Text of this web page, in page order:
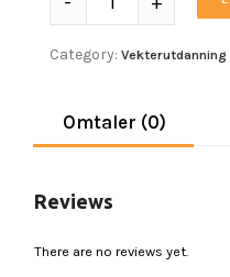
Category: Vekterutdanning
Omtaler (0)
Reviews
There are no reviews yet.